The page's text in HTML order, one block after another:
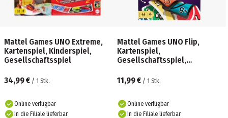
Mattel Games UNO Extreme,
Kartenspiel, Kinderspiel,
Gesellschaftsspiel
34,99 € / 1 Stk.
Online verfügbar
In die Filiale lieferbar
Mattel Games UNO Flip,
Kartenspiel,
Gesellschaftsspiel,
11,99 € / 1 Stk.
Online verfügbar
In die Filiale lieferbar